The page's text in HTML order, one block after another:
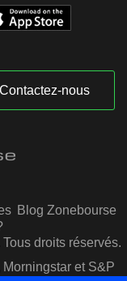
Contactez-nous
Blog Zonebourse
droits réservés.
et S&P